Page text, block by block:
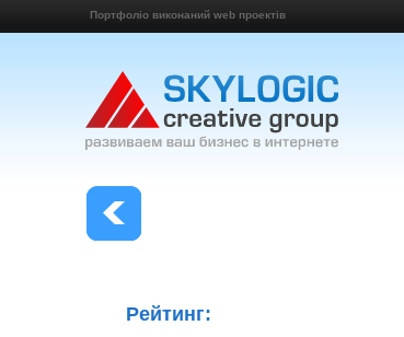
Портфоліо виконаний web проектів
Рейтинг: